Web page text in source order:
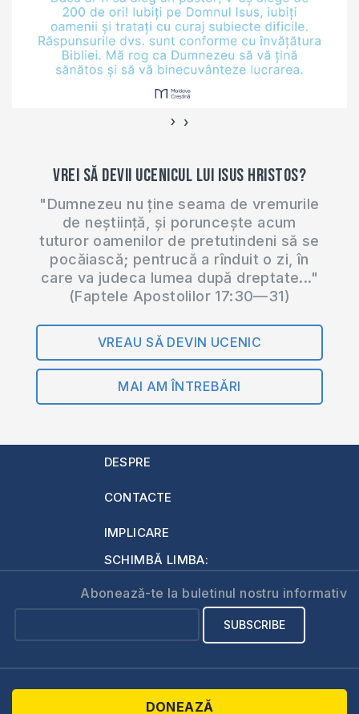
‹ ›
Vrei să devii ucenicul lui Isus Hristos?
"Dumnezeu nu ține seama de vremurile
de neștiință, și poruncește acum
tuturor oamenilor de pretutindeni să se
pocăiască; pentrucă a rînduit o zi, în
care va judeca lumea după dreptate..."
(Faptele Apostolilor 17:30—31)
VREAU SĂ DEVIN UCENIC
MAI AM ÎNTREBĂRI
DESPRE
CONTACTE
IMPLICARE
SCHIMBĂ LIMBA:
Abonează-te la buletinul nostru informativ
DONEAZĂ